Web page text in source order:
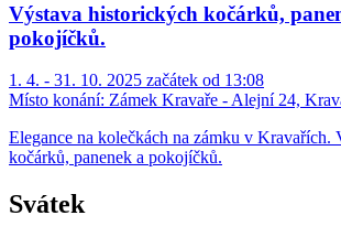
Výstava historických kočárků,
pokojíčků.
1. 4. - 31. 10. 2025 začátek od 13:08
Místo konání: Zámek Kravaře - Alejní 24,
Elegance na kolečkách na zámku v Kravařích.
kočárků, panenek a pokojíčků.
Svátek